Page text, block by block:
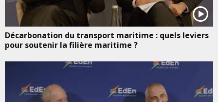
Décarbonation du transport maritime : quels leviers
pour soutenir la filière maritime ?